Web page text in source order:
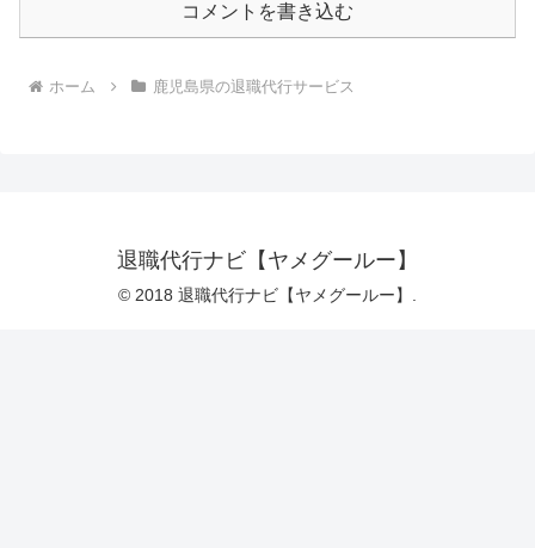
コメントを書き込む
ホーム 鹿児島県の退職代行サービス
退職代行ナビ【ヤメグールー】
© 2018 退職代行ナビ【ヤメグールー】.